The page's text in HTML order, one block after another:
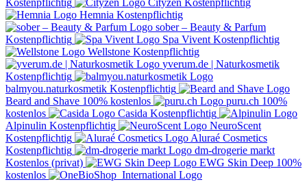
Hemnia Kostenpflichtig
sober – Beauty & Parfum
Kostenpflichtig
Spa Vivent Kostenpflichtig
Wellstone Kostenpflichtig
yverum.de | Naturkosmetik
Kostenpflichtig
balmyou.naturkosmetik Kostenpflichtig
Beard and Shave 100% kostenlos puru.ch 100%
kostenlos
Casida Kostenpflichtig
Alpinulin Kostenpflichtig
NeuroScent
Kostenpflichtig
Aluraé Cosmetics
Kostenpflichtig
dm-drogerie markt
Kostenlos (privat)
EWG Skin Deep 100%
kostenlos